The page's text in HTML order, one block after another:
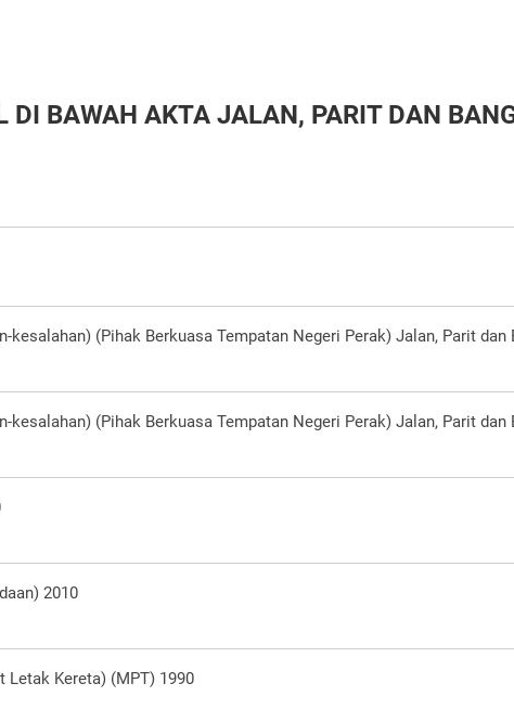
DI BAWAH AKTA JALAN, PARIT DAN
kesalahan) (Pihak Berkuasa Tempatan Negeri Perak) Jalan, Parit dan
kesalahan) (Pihak Berkuasa Tempatan Negeri Perak) Jalan, Parit dan
2010
Letak Kereta) (MPT) 1990